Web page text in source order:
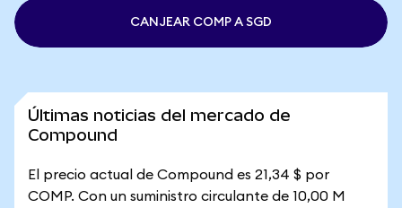
CANJEAR COMP A SGD
Últimas noticias del mercado de
Compound
El precio actual de Compound es 21,34 $ por
COMP. Con un suministro circulante de 10,00 M